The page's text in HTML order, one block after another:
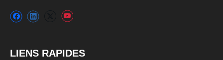
LIENS RAPIDES